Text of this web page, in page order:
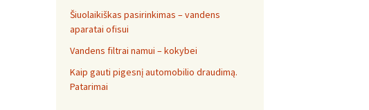
Šiuolaikiškas pasirinkimas – vandens
aparatai ofisui
Vandens filtrai namui – kokybei
Kaip gauti pigesnį automobilio draudimą.
Patarimai